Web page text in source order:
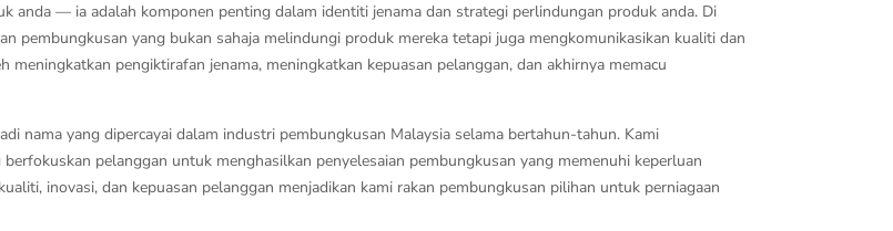
anda — ia adalah komponen penting dalam identiti jenama dan strategi perlindungan produk anda. Di
pembungkusan yang bukan sahaja melindungi produk mereka tetapi juga mengkomunikasikan kualiti dan
pengiktirafan jenama, meningkatkan kepuasan pelanggan, dan akhirnya memacu
nama yang dipercayai dalam industri pembungkusan Malaysia selama bertahun-tahun. Kami
pelanggan untuk menghasilkan penyelesaian pembungkusan yang memenuhi keperluan
inovasi, dan kepuasan pelanggan menjadikan kami rakan pembungkusan pilihan untuk perniagaan